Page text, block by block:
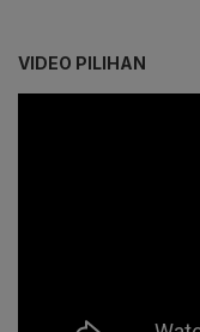
VIDEO PILIHAN